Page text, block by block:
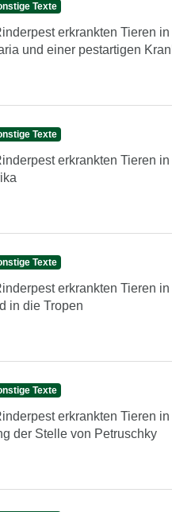
Texte
erkrankten Tieren
und einer pestartigen
Texte
erkrankten Tieren
Texte
erkrankten Tieren
in die Tropen
Texte
erkrankten Tieren
der Stelle von Petruschky